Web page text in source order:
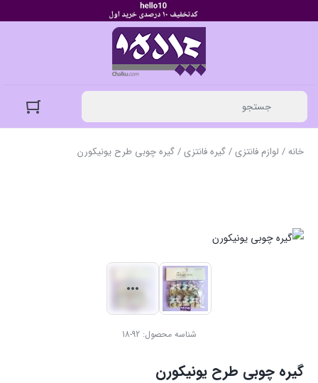
خانه/ لوازم فانتزی/گیره فانتزی/ گیره چوبی طرح یونیکورن
شناسه محصول:92-18
گیره چوبی طرح یونیکورن